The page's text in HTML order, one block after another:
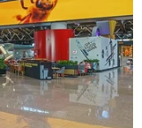
tộc Việt Nam
lịch các dân tộc
chức tái hiện Tết